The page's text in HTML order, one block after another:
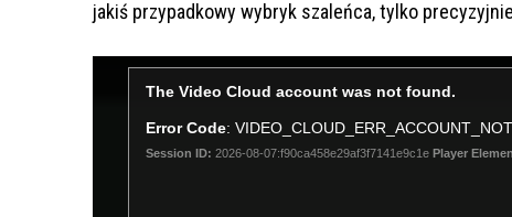
jakiś przypadkowy wybryk szaleńca, tylko